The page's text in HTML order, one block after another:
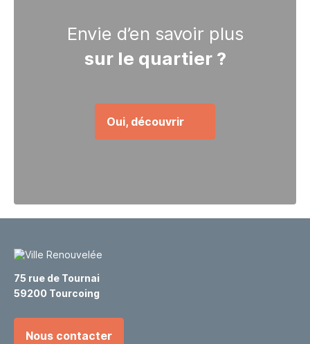
Envie d’en savoir plus
sur le quartier ?
Oui, découvrir
75 rue de Tournai
59200 Tourcoing
Nous contacter